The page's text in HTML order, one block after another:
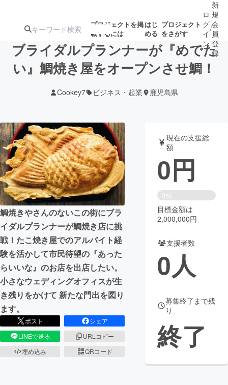
プロジェクトを掲
載するには
はじ
める
プロジェクト
をさがす
ターン
ジェクト
募集終了が近いプ
ロジェクト
アート・写真 音楽
テクノロジー・ガジェット ゲーム・サ
映像・映画 書籍・雑誌
ビジネス・起業 チャレンジ
まちづくり・地域活性化
CAMPFIRE for Social Good
CAMPFIRE Creation
CAMPFIREふるさと納税 machi-ya
ロ
グ
イ
ン
/
新
規
会
員
登
録
ブライダルプランナーが『めでた
い』鯛焼き屋をオープンさせ鯛！
Cookey7 ビジネス・起業 鹿児島県
鯛焼きやさんのないこの街にブラ
イダルプランナーが鯛焼き店に挑
戦！たこ焼き屋でのアルバイト経
験を活かして市民待望の『あった
らいいな』のお店を出店したい。
小さなウェディングオフィスが生
き残りをかけて 新たな門出を図り
ます。
ポスト
シェア
LINEで送る
URLコピー
埋め込み
QRコード
現在の支援総
額
0円
0%
目標金額は
2,000,000円
支援者数
0人
募集終了まで残
り
終了